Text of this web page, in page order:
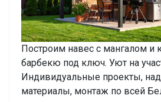
Построим навес с мангалом и
барбекю под ключ. Уют на
Индивидуальные проекты,
материалы, монтаж по всей